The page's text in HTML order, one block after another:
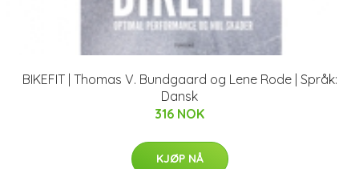
BIKEFIT | Thomas V. Bundgaard og Lene Rode | Språk:
Dansk
316 NOK
KJØP NÅ